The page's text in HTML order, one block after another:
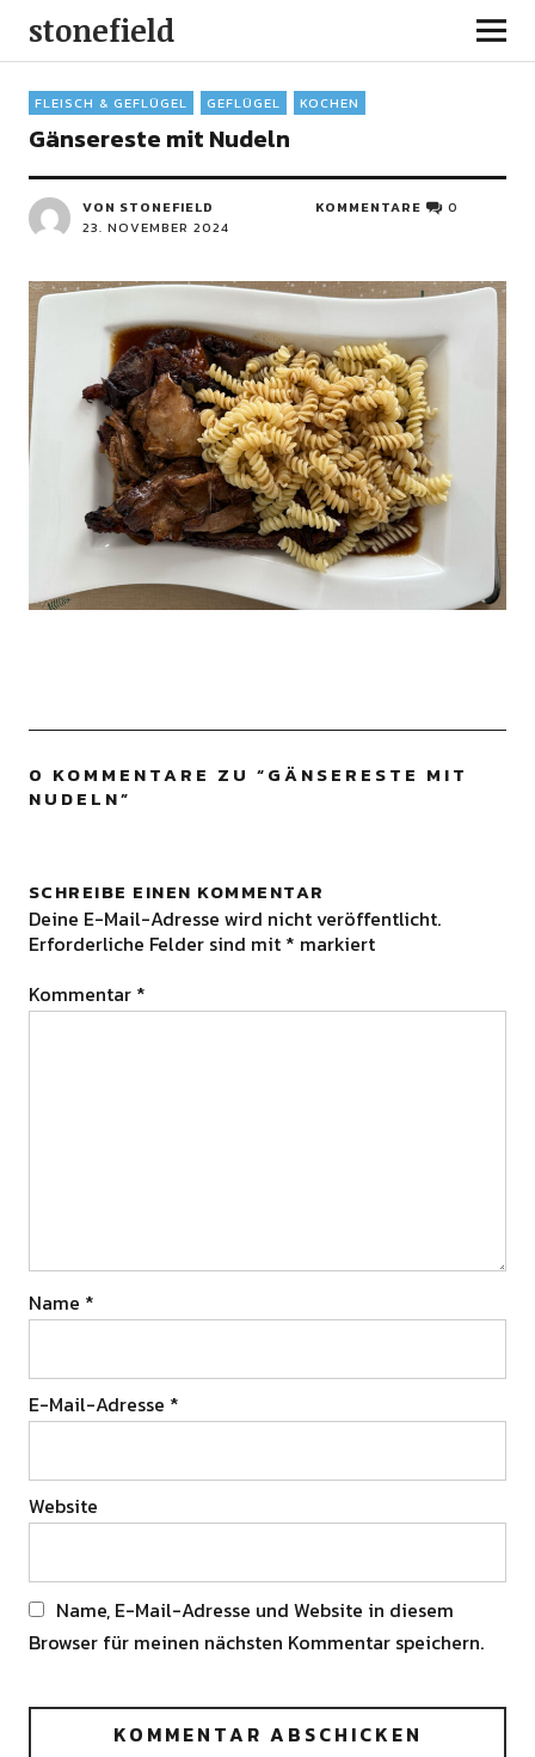
stonefield
FLEISCH & GEFLÜGEL GEFLÜGEL KOCHEN
Gänsereste mit Nudeln
VON STONEFIELD
23. NOVEMBER 2024
KOMMENTARE 0
0 KOMMENTARE ZU “GÄNSERESTE MIT
NUDELN”
SCHREIBE EINEN KOMMENTAR
Deine E-Mail-Adresse wird nicht veröffentlicht.
Erforderliche Felder sind mit * markiert
Kommentar *
Name *
E-Mail-Adresse *
Website
Name, E-Mail-Adresse und Website in diesem
Browser für meinen nächsten Kommentar speichern.